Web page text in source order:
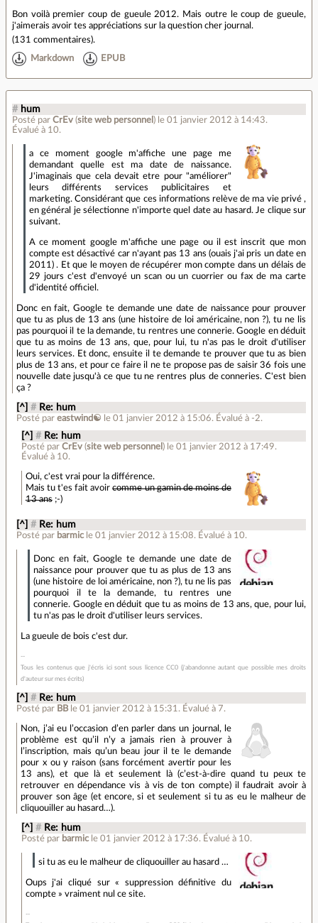
Bon voilà premier coup de gueule 2012. Mais outre le coup de gueule,
j'aimerais avoir tes appréciations sur la question cher journal.
(131 commentaires).
Markdown EPUB
# hum
Posté par CrEv (site web personnel ) le 01 janvier 2012 à 14:43.
Évalué à 10.
a ce moment google m'affiche une page me
demandant quelle est ma date de naissance.
J'imaginais que cela devait etre pour "améliorer"
leurs différents services publicitaires et
marketing. Considérant que ces informations relève de ma vie privé ,
en général je sélectionne n'importe quel date au hasard. Je clique sur
suivant.
A ce moment google m'affiche une page ou il est inscrit que mon
compte est désactivé car n'ayant pas 13 ans (ouais j'ai pris un date en
2011) . Et que le moyen de récupérer mon compte dans un délais de
29 jours c'est d'envoyé un scan ou un cuorrier ou fax de ma carte
d'identité officiel.
Donc en fait, Google te demande une date de naissance pour prouver
que tu as plus de 13 ans (une histoire de loi américaine, non ?), tu ne lis
pas pourquoi il te la demande, tu rentres une connerie. Google en déduit
que tu as moins de 13 ans, que, pour lui, tu n'as pas le droit d'utiliser
leurs services. Et donc, ensuite il te demande te prouver que tu as bien
plus de 13 ans, et pour ce faire il ne te propose pas de saisir 36 fois une
nouvelle date jusqu'à ce que tu ne rentres plus de conneries. C'est bien
ça ?
[^] # Re: hum
Posté pareastwind☯ le 01 janvier 2012 à 15:06. Évalué à -2.
[^] # Re: hum
Posté par CrEv(site web personnel ) le 01 janvier 2012 à 17:49.
Évalué à 10.
Oui, c'est vrai pour la différence.
Mais tu t'es fait avoircomme un gamin de moins de
13 ans;-)
[^] # Re: hum
Posté par barmic le 01 janvier 2012 à 15:08. Évalué à 10.
Donc en fait, Google te demande une date de
naissance pour prouver que tu as plus de 13 ans
(une histoire de loi américaine, non ?), tu ne lis pas
pourquoi il te la demande, tu rentres une
connerie. Google en déduit que tu as moins de 13 ans, que, pour lui,
tu n'as pas le droit d'utiliser leurs services.
La gueule de bois c'est dur.
Tous les contenus que j'écris ici sont sous licence CC0 (j'abandonne autant que possible mes droits
d'auteur sur mes écrits)
[^] # Re: hum
Posté par BB le 01 janvier 2012 à 15:31 . Évalué à7.
Non, j’ai eu l’occasion d’en parler dans un journal, le
problème est qu’il n’y a jamais rien à prouver à
l’inscription, mais qu’un beau jour il te le demande
pour x ou y raison (sans forcément avertir pour les
13 ans), et que là et seulement là (c’est-à-dire quand tu peux te
retrouver en dépendance vis à vis de ton compte) il faudrait avoir à
prouver son âge (et encore, si et seulement si tu as eu le malheur de
cliquouiller au hasard…).
[^] # Re: hum
Posté par barmic le 01 janvier 2012 à 17:36.Évalué à 10.
si tu as eu le malheur de cliquouiller au hasard …
Oups j'ai cliqué sur « suppression définitive du
compte » vraiment nul ce site.